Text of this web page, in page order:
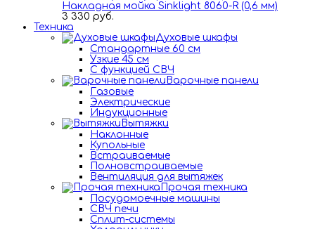
Накладная мойка Sinklight 8060-R (0,6 мм)
3 330 руб.
Техника
Духовые шкафы
Стандартные 60 см
Узкие 45 см
С функцией СВЧ
Варочные панели
Газовые
Электрические
Индукционные
Вытяжки
Наклонные
Купольные
Встраиваемые
Полновстраиваемые
Вентиляция для вытяжек
Прочая техника
Посудомоечные машины
СВЧ печи
Сплит-системы